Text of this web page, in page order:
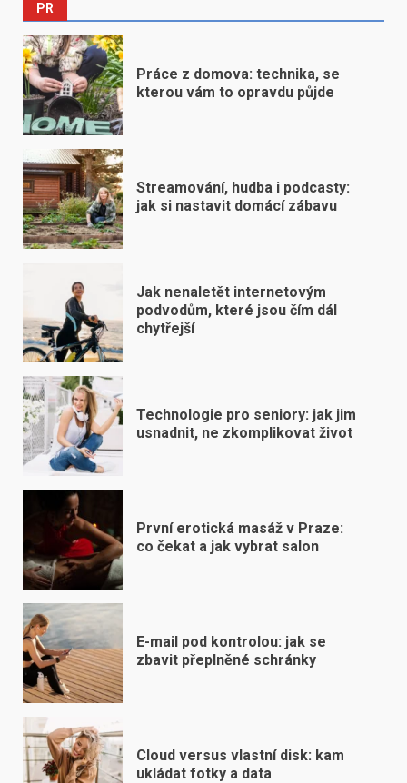
PR
Práce z domova: technika, se
kterou vám to opravdu půjde
Streamování, hudba i podcasty:
jak si nastavit domácí zábavu
Jak nenaletět internetovým
podvodům, které jsou čím dál
chytřejší
Technologie pro seniory: jak jim
usnadnit, ne zkomplikovat život
První erotická masáž v Praze:
co čekat a jak vybrat salon
E-mail pod kontrolou: jak se
zbavit přeplněné schránky
Cloud versus vlastní disk: kam
ukládat fotky a data